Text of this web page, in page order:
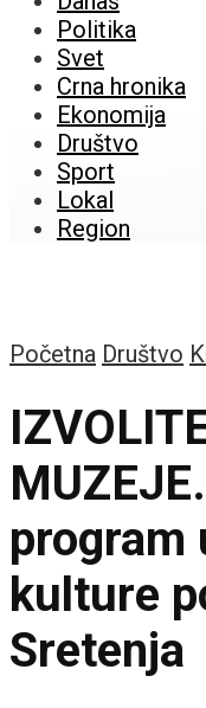
Politika
Svet
Crna hronika
Ekonomija
Društvo
Sport
Lokal
Region
Početna Društvo
program
kulture
Sretenja